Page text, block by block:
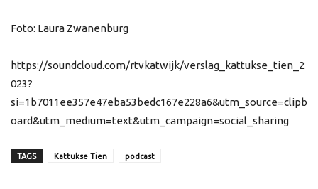
Foto: Laura Zwanenburg
https://soundcloud.com/rtvkatwijk/verslag_kattukse_tien_2
023?
si=1b7011ee357e47eba53bedc167e228a6&utm_source=clipb
oard&utm_medium=text&utm_campaign=social_sharing
TAGS Kattukse Tien podcast